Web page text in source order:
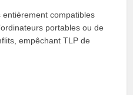
compatibles
portables ou de
empêchant TLP de